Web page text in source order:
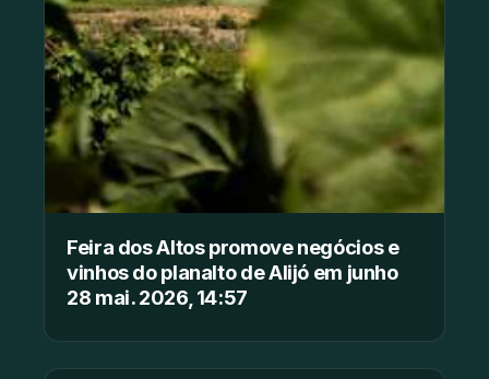
Feira dos Altos promove negócios e
vinhos do planalto de Alijó em junho
28 mai. 2026, 14:57